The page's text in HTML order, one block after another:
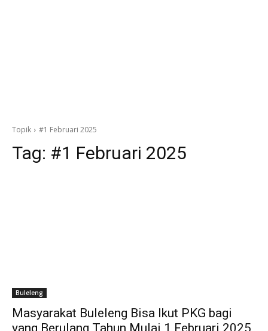
Topik #1 Februari 2025
Tag: #1 Februari 2025
Buleleng
Masyarakat Buleleng Bisa Ikut PKG bagi
yang Berulang Tahun Mulai 1 Februari 2025